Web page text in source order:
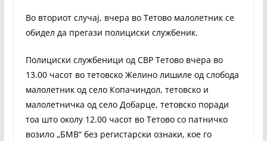
Во вториот случај, вчера во Тетово малолетник се
обидел да прегази полициски службеник.
Полициски службеници од СВР Тетово вчера во
13.00 часот во тетовско Желино лишиле од слобода
малолетник од село Копачиндол, тетовско и
малолетничка од село Добарце, тетовско поради
тоа што околу 12.00 часот во Тетово со патничко
возило „БМВ“ без регистарски ознаки, кое го